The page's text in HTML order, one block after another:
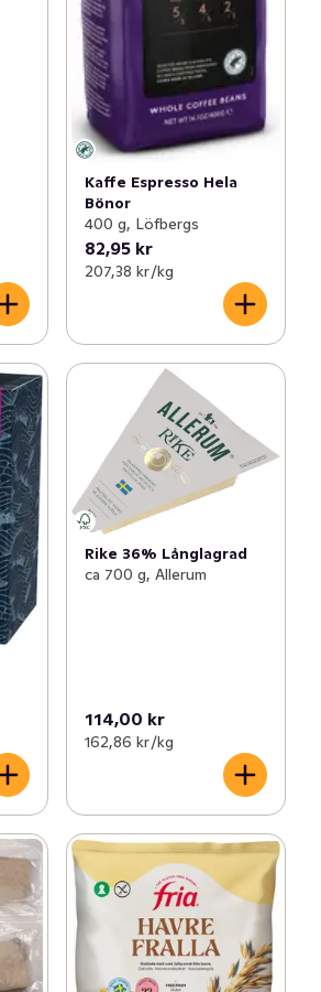
Kaffe Espresso Hela
Bönor
400 g, Löfbergs
82,95 kr
207,38 kr /kg
Rike 36% Långlagrad
ca 700 g, Allerum
114,00 kr
162,86 kr /kg